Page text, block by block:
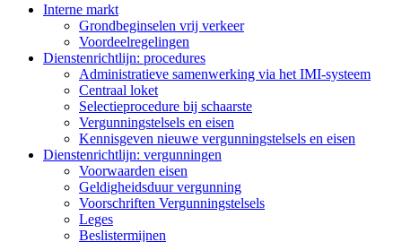
Interne markt
Grondbeginselen vrij verkeer
Voordeelregelingen
Dienstenrichtlijn: procedures
Administratieve samenwerking via het IMI-systeem
Centraal loket
Selectieprocedure bij schaarste
Vergunningstelsels en eisen
Kennisgeven nieuwe vergunningstelsels en eisen
Dienstenrichtlijn: vergunningen
Voorwaarden eisen
Geldigheidsduur vergunning
Voorschriften Vergunningstelsels
Leges
Beslistermijnen